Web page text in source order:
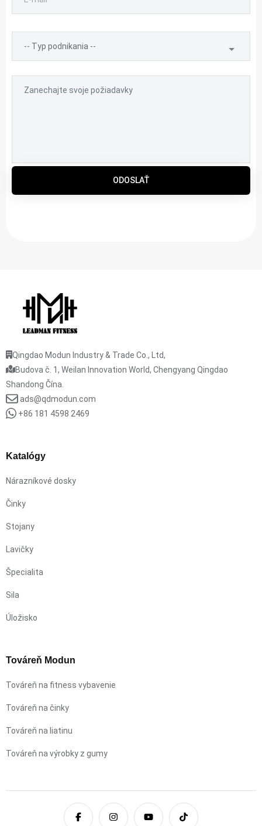
ODOSLAŤ
Qingdao Modun Industry & Trade Co., Ltd,
Budova č. 1, Weilan Innovation World, Chengyang Qingdao
Shandong Čína.
ads@qdmodun.com
+86 181 4598 2469
Katalógy
Nárazníkové dosky
Činky
Stojany
Lavičky
Špecialita
Sila
Úložisko
Továreň Modun
Továreň na fitness vybavenie
Továreň na činky
Továreň na liatinu
Továreň na výrobky z gumy